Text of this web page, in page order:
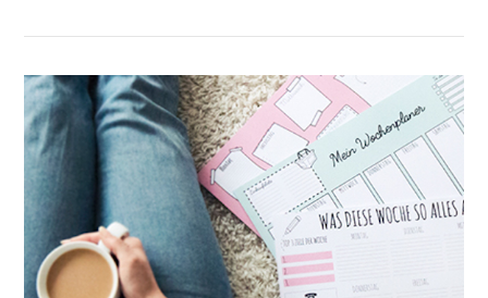
BEITRAG LESEN